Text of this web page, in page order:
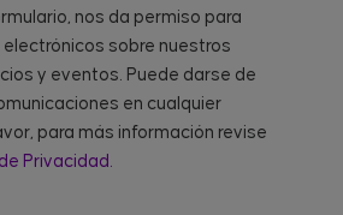
nos da permiso para
sobre nuestros
y eventos. Puede darse de
en cualquier
para más información revise
Privacidad.